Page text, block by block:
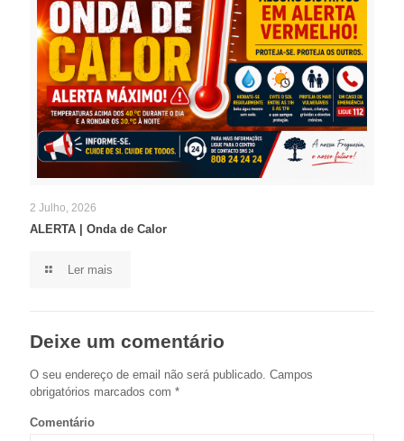
2 Julho, 2026
ALERTA | Onda de Calor
Ler mais
Deixe um comentário
O seu endereço de email não será publicado. Campos
obrigatórios marcados com *
Comentário